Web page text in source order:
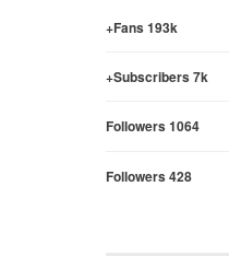
Fans 193k+
Subscribers 7k+
Followers 1064
Followers 428